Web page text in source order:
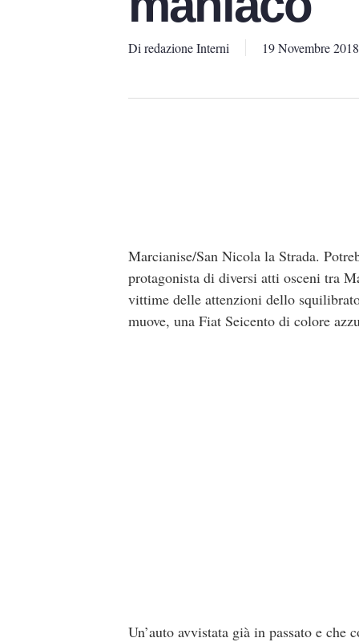
Di redazione Interni 19 Novembre 2018
Marcianise/San Nicola la Strada.
protagonista di diversi atti osceni tra
vittime delle attenzioni dello
muove, una Fiat Seicento di colore
Un’auto avvistata già in passato e che